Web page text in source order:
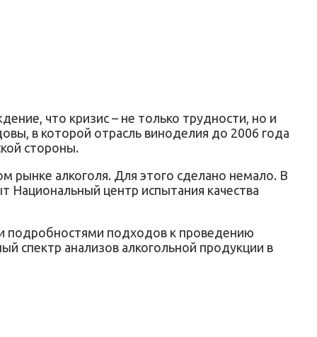
что кризис – не только трудности, но и
в которой отрасль виноделия до 2006 года
стороны.
рынке алкоголя. Для этого сделано немало. В
центр испытания качества
подробностями подходов к проведению
спектр анализов алкогольной продукции в